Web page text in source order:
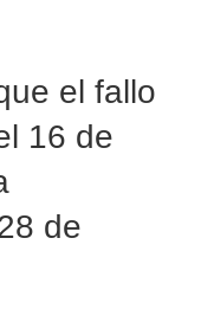
el fallo
16 de
de